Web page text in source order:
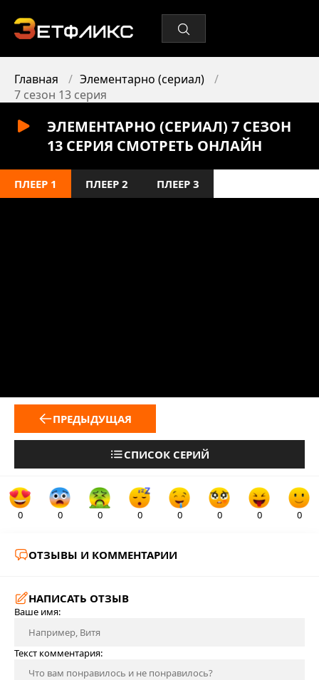
Главная
Элементарно (сериал)
7 сезон 13 серия
ЭЛЕМЕНТАРНО (СЕРИАЛ) 7 СЕЗОН
13 СЕРИЯ СМОТРЕТЬ ОНЛАЙН
ПЛЕЕР 1 ПЛЕЕР 2 ПЛЕЕР 3
ПРЕДЫДУЩАЯ
СПИСОК СЕРИЙ
0 0 0 0 0 0 0 0
ОТЗЫВЫ И КОММЕНТАРИИ
НАПИСАТЬ ОТЗЫВ
Ваше имя:
Текст комментария: